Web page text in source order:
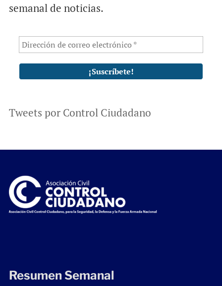
semanal de noticias.
Tweets por Control Ciudadano
Resumen Semanal